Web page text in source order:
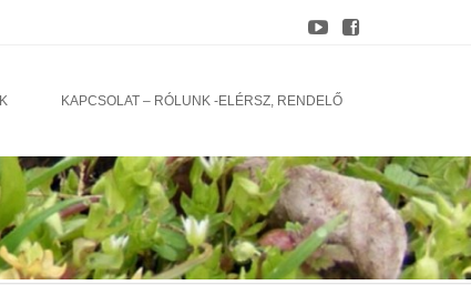
KAPCSOLAT – RÓLUNK -ELÉRSZ, RENDELŐ